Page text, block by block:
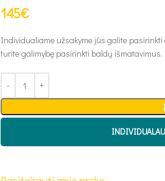
145€
Individualiame užsakyme jūs galite
turite galimybę pasirinkti baldų išmatavimus.